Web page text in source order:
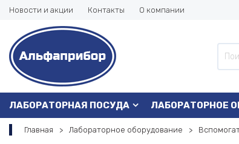
Новости и акции Контакты О компании
ЛАБОРАТОРНАЯ ПОСУДА ЛАБОРАТОРНОЕ
Главная Лабораторное оборудование